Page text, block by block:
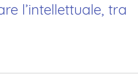
l’intellettuale, tra